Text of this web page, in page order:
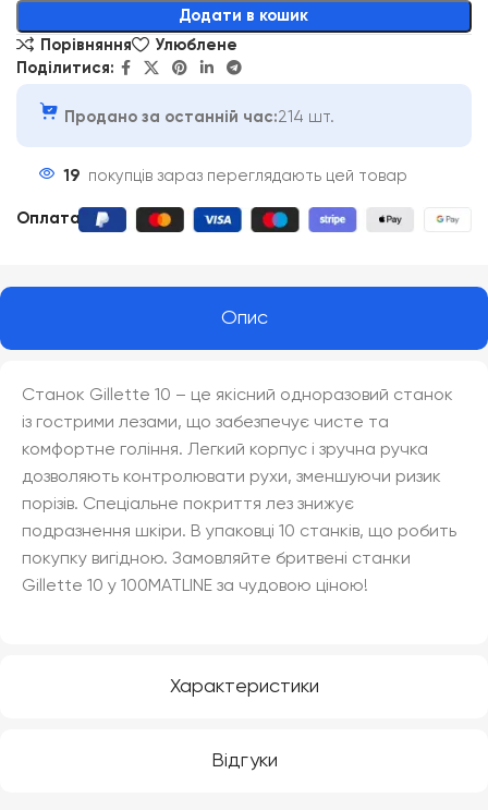
Додати в кошик
Порівняння
Улюблене
Поділитися:
Продано за останній час:214 шт.
19 покупців зараз переглядають цей товар
Оплата
Опис
Характеристики
Відгуки
Станок Gillette 10 – це якісний одноразовий станок
із гострими лезами, що забезпечує чисте та
комфортне гоління. Легкий корпус і зручна ручка
дозволяють контролювати рухи, зменшуючи ризик
порізів. Спеціальне покриття лез знижує
подразнення шкіри. В упаковці 10 станків, що робить
покупку вигідною. Замовляйте бритвені станки
Gillette 10 у 100MATLINE за чудовою ціною!